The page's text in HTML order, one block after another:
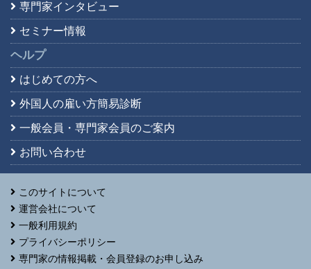
専門家インタビュー
セミナー情報
ヘルプ
はじめての方へ
外国人の雇い方簡易診断
一般会員・専門家会員のご案内
お問い合わせ
このサイトについて
運営会社について
一般利用規約
プライバシーポリシー
専門家の情報掲載・会員登録のお申し込み